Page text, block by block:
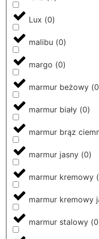
Lux (0)
malibu (0)
margo (0)
marmur beżowy (0
marmur biały (0)
marmur brąz
marmur jasny (0)
marmur kremowy (
marmur kremowy
marmur stalowy (0